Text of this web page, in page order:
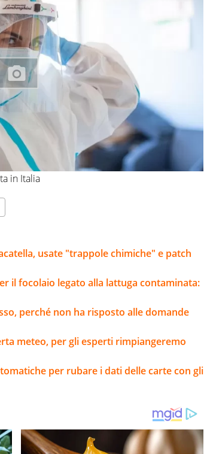
in Italia
usate "trappole chimiche" e patch
il focolaio legato alla lattuga contaminata:
perché non ha risposto alle domande
meteo, per gli esperti rimpiangeremo
per rubare i dati delle carte con gli